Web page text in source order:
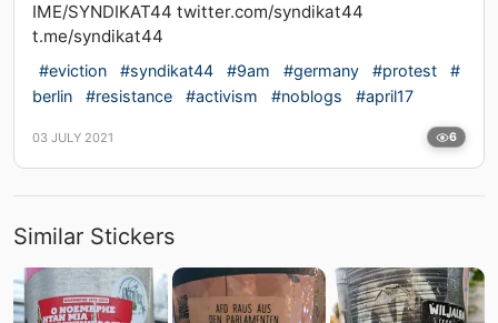
IME/SYNDIKAT44 twitter.com/syndikat44
t.me/syndikat44
#eviction #syndikat44 #9am #germany #protest
#
berlin
#resistance #activism #noblogs #april17
03 JULY 2021 6
Similar Stickers